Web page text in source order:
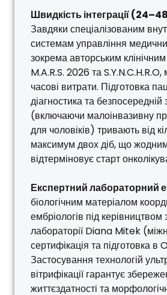
Швидкість інтеграції
Завдяки спеціалізованим
системам управління
зокрема авторським
M.A.R.S. 2026 та
часові витрати. Підготовка
діагностика та безпосередній
(включаючи малоінвазивну
для чоловіків) тривають від
максимум двох діб, що
відтерміновує старт
Експертний лабораторний
біологічним матеріалом
ембріологів під керівництвом
лабораторії Diana Mitek
сертифікація та підготовка
Застосування технологій
вітрифікації гарантує
життєздатності та